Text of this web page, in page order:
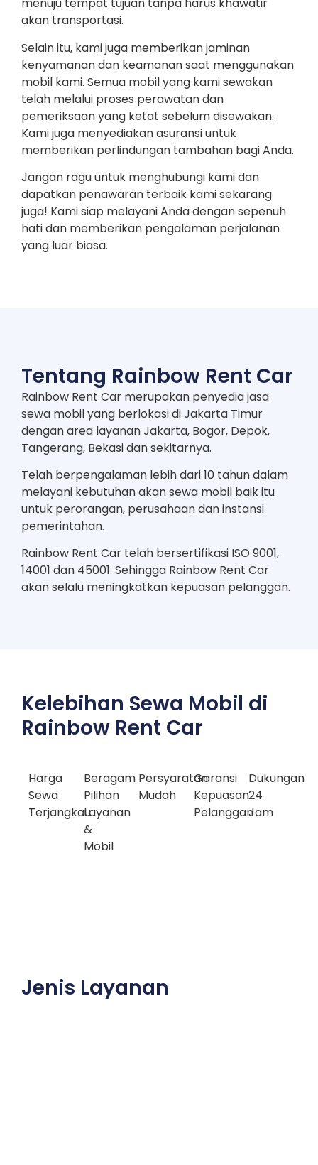
menuju tempat tujuan tanpa harus khawatir
akan transportasi.
Selain itu, kami juga memberikan jaminan
kenyamanan dan keamanan saat menggunakan
mobil kami. Semua mobil yang kami sewakan
telah melalui proses perawatan dan
pemeriksaan yang ketat sebelum disewakan.
Kami juga menyediakan asuransi untuk
memberikan perlindungan tambahan bagi Anda.
Jangan ragu untuk menghubungi kami dan
dapatkan penawaran terbaik kami sekarang
juga! Kami siap melayani Anda dengan sepenuh
hati dan memberikan pengalaman perjalanan
yang luar biasa.
Tentang Rainbow Rent Car
Rainbow Rent Car merupakan penyedia jasa
sewa mobil yang berlokasi di Jakarta Timur
dengan area layanan Jakarta, Bogor, Depok,
Tangerang, Bekasi dan sekitarnya.
Telah berpengalaman lebih dari 10 tahun dalam
melayani kebutuhan akan sewa mobil baik itu
untuk perorangan, perusahaan dan instansi
pemerintahan.
Rainbow Rent Car telah bersertifikasi ISO 9001,
14001 dan 45001. Sehingga Rainbow Rent Car
akan selalu meningkatkan kepuasan pelanggan.
Kelebihan Sewa Mobil di
Rainbow Rent Car
Harga
Sewa
Terjangkau
Beragam
Pilihan
Layanan
&
Mobil
Persyaratan
Mudah
Garansi
Kepuasan
Pelanggan
Dukungan
24
Jam
Jenis Layanan